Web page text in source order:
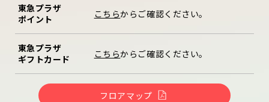
東急プラザ
ポイント
こちらからご確認ください。
東急プラザ
ギフトカード
こちらからご確認ください。
フロアマップ